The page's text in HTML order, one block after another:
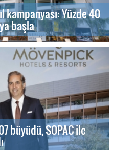
kampanyası: Yüzde 40
başla
büyüdü, SOPAC ile